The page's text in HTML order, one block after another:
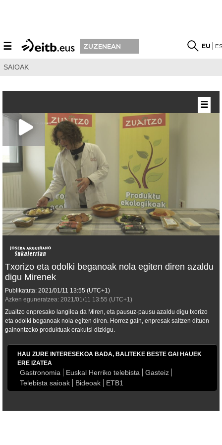
☰ ZUZENEAN EU
SAIOAK
Txorizo eta odolki beganoak nola egiten diren azaldu
digu Mirenek
Publikatuta: 2021/01/11 13:55 (UTC+1)
Azken eguneratzea: 2021/01/11 13:55 (UTC+1)
Zuaitzo enpresako langilea da Miren, eta pausuz-pausu azaldu digu txorizo
eta odolki beganoak nola egiten diren. Horrez gain, enpresak saltzen dituen
gainontzeko produktuak erakutsi dizkigu.
HAU ZURE INTERESEKOA BADA, BALITEKE BESTE GAI HAUEK
ERE IZATEA
Gastronomia Euskal Herriko telebista
Gasteiz
Telebista saioak
Bideoak ETB1
☰